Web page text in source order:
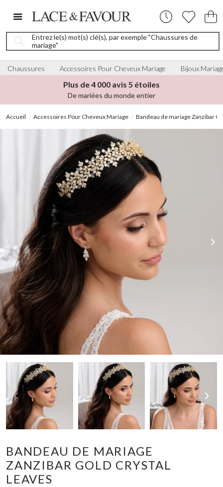
Entrez le(s) mot(s) clé(s), par exemple "Chaussures de
mariage"
Chaussures Accessoires Pour Cheveux Mariage Bijoux
Plus de 4 000 avis 5 étoiles
De mariées du monde entier
Accueil Accessoires Pour Cheveux Mariage Bandeau de mariage Zanzibar
BANDEAU DE MARIAGE
ZANZIBAR GOLD CRYSTAL
LEAVES